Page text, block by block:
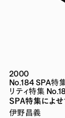
2000
No.184 SPA特
リティ特集
SPA特集によ
伊野昌義